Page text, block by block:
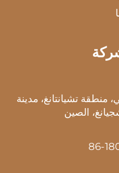
منطقة تشيانتانغ، مدينة
الصين